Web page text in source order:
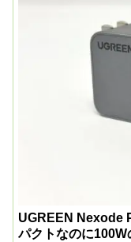
UGREEN Nexode
パクトなのに